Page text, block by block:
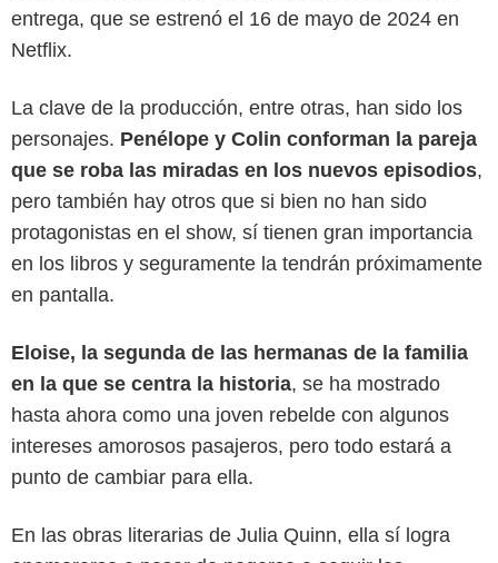
entrega, que se estrenó el 16 de mayo de 2024 en
Netflix.
La clave de la producción, entre otras, han sido los
personajes. Penélope y Colin conforman la pareja
que se roba las miradas en los nuevos episodios,
pero también hay otros que si bien no han sido
protagonistas en el show, sí tienen gran importancia
en los libros y seguramente la tendrán próximamente
en pantalla.
Eloise, la segunda de las hermanas de la familia
en la que se centra la historia, se ha mostrado
hasta ahora como una joven rebelde con algunos
intereses amorosos pasajeros, pero todo estará a
punto de cambiar para ella.
En las obras literarias de Julia Quinn, ella sí logra